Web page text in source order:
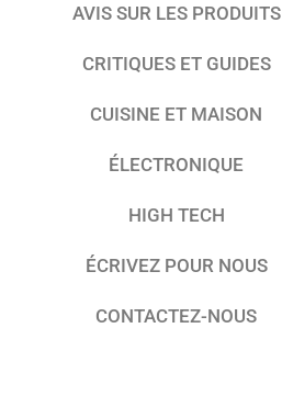
AVIS SUR LES PRODUITS
CRITIQUES ET GUIDES
CUISINE ET MAISON
ÉLECTRONIQUE
HIGH TECH
ÉCRIVEZ POUR NOUS
CONTACTEZ-NOUS